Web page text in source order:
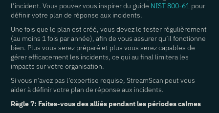
l’incident. Vous pouvez vous inspirer du guide NIST 800-61 pour
définir votre plan de réponse aux incidents.
Une fois que le plan est créé, vous devez le tester régulièrement
(au moins 1 fois par année), afin de vous assurer qu’il fonctionne
bien. Plus vous serez préparé et plus vous serez capables de
gérer efficacement les incidents, ce qui au final limitera les
impacts sur votre organisation.
Si vous n’avez pas l’expertise requise, StreamScan peut vous
aider à définir votre plan de réponse aux incidents.
Règle 7: Faites-vous des alliés pendant les périodes calmes